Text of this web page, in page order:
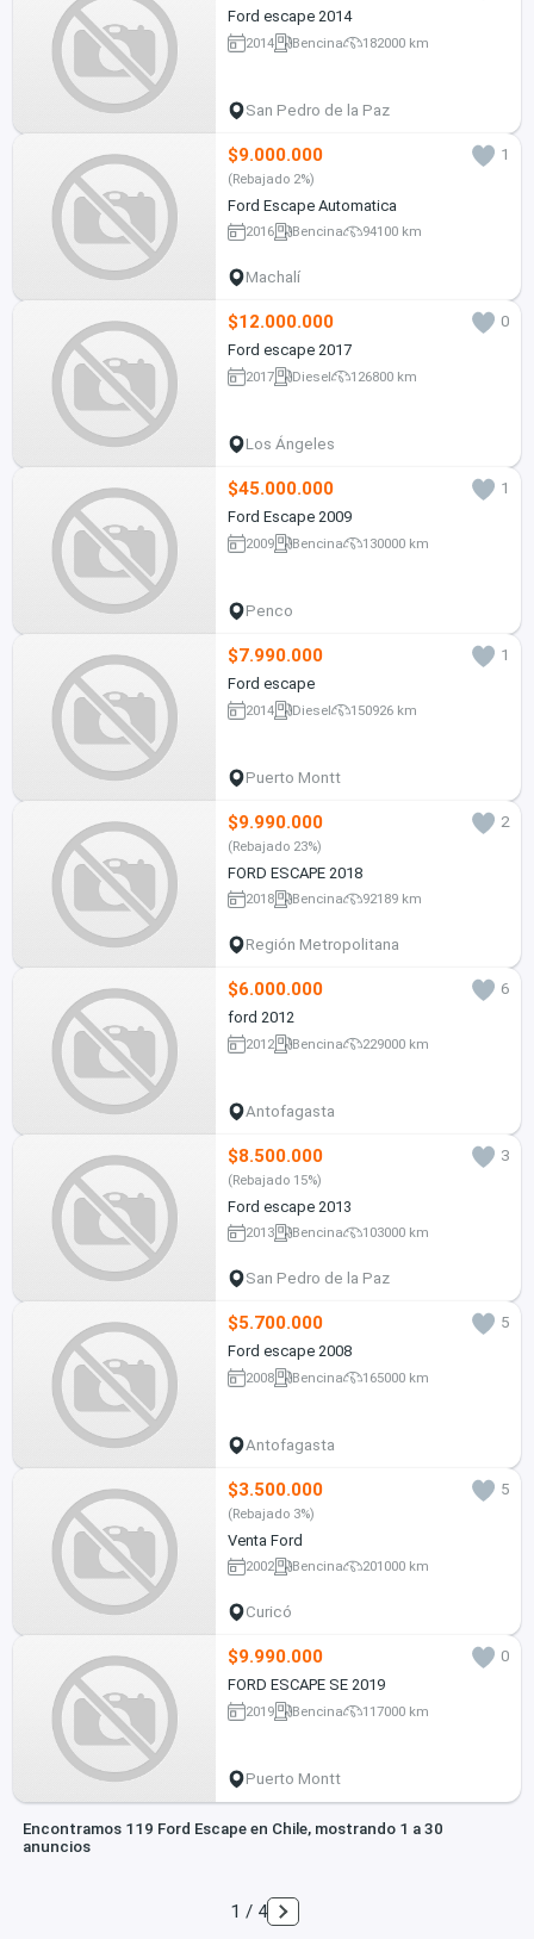
Ford escape 2014
2014 Bencina 182000 km
San Pedro de la Paz
$9.000.000 1
(Rebajado 2%)
Ford Escape Automatica
2016 Bencina 94100 km
Machalí
$12.000.000
0
Ford escape 2017
2017 Diesel 126800 km
Los Ángeles
$45.000.000
1
Ford Escape 2009
2009 Bencina 130000 km
Penco
$7.990.000
1
Ford escape
2014 Diesel 150926 km
Puerto Montt
$9.990.000 2
(Rebajado 23%)
FORD ESCAPE 2018
2018 Bencina 92189 km
Región Metropolitana
$6.000.000
6
ford 2012
2012 Bencina 229000 km
Antofagasta
$8.500.000 3
(Rebajado 15%)
Ford escape 2013
2013 Bencina 103000 km
San Pedro de la Paz
$5.700.000
5
Ford escape 2008
2008 Bencina 165000 km
Antofagasta
$3.500.000 5
(Rebajado 3%)
Venta Ford
2002 Bencina 201000 km
Curicó
$9.990.000
0
FORD ESCAPE SE 2019
2019 Bencina 117000 km
Puerto Montt
Encontramos 119 Ford Escape en Chile, mostrando 1 a 30
anuncios
1 / 4